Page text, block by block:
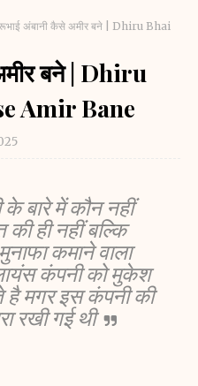
अंबानी कैसे अमीर बने | Dhiru Bhai
बने | Dhiru
Amir Bane
बारे में कौन नहीं
ही नहीं बल्कि
कमाने वाला
कंपनी को मुकेश
है मगर इस कंपनी की
रखी गई थी